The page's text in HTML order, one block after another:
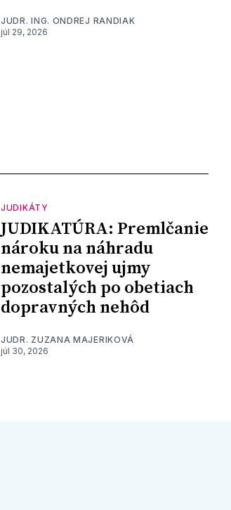
JUDR. ING. ONDREJ RANDIAK
júl 29, 2026
JUDIKÁTY
JUDIKATÚRA: Premlčanie
nároku na náhradu
nemajetkovej ujmy
pozostalých po obetiach
dopravných nehôd
JUDR. ZUZANA MAJERIKOVÁ
júl 30, 2026